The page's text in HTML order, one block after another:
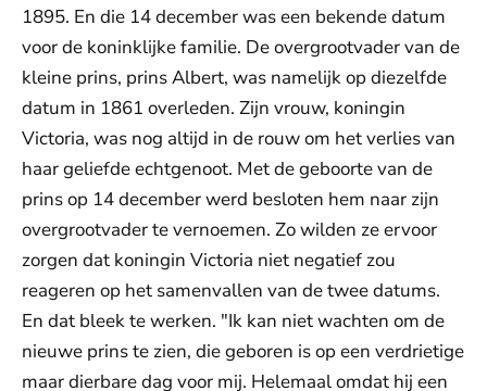
1895. En die 14 december was een bekende datum
voor de koninklijke familie. De overgrootvader van de
kleine prins, prins Albert, was namelijk op diezelfde
datum in 1861 overleden. Zijn vrouw, koningin
Victoria, was nog altijd in de rouw om het verlies van
haar geliefde echtgenoot. Met de geboorte van de
prins op 14 december werd besloten hem naar zijn
overgrootvader te vernoemen. Zo wilden ze ervoor
zorgen dat koningin Victoria niet negatief zou
reageren op het samenvallen van de twee datums.
En dat bleek te werken. "Ik kan niet wachten om de
nieuwe prins te zien, die geboren is op een verdrietige
maar dierbare dag voor mij. Helemaal omdat hij een